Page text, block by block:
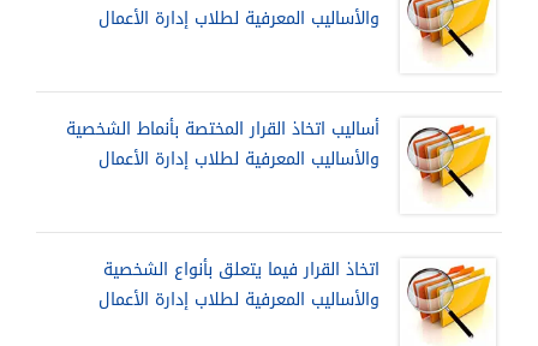
والأساليب المعرفية لطلاب إدارة الأعمال
أساليب اتخاذ القرار المختصة بأنماط الشخصية
والأساليب المعرفية لطلاب إدارة الأعمال
اتخاذ القرار فيما يتعلق بأنواع الشخصية
والأساليب المعرفية لطلاب إدارة الأعمال